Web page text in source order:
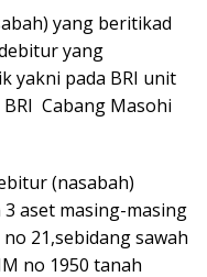
yang beritikad
yang
yakni pada BRI unit
Cabang Masohi
(nasabah)
aset masing-masing
21,sebidang sawah
no 1950 tanah